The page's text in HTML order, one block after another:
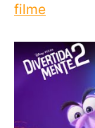
filme